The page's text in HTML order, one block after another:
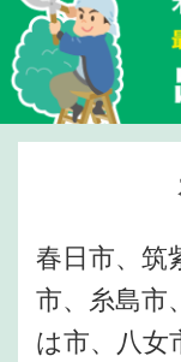
春日市、筑
市、糸島市
は市、八女